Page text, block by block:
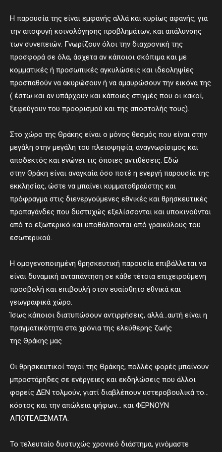
Η παρουσία της είναι εμφανής αλλά και κυρίως αφανής, για
την αποφυγή κοινολόγησης προβλημάτων, και απάλυνσης
των συνεπειών. Γνωρίζουν όλοι την διαχρονική της
προσφορά σε όλα, άσχετα αν κάποιοι σκόπιμα και με
κομματικές ή προσωπικές αγκυλώσεις και ιδεοληψίες
προσπαθούν να ακυρώσουν ή να αμαυρώσουν την εικόνα της
( έστω και αν υπάρχουν και κάποιες στιγμές που οι κακοί,
ξεφεύγουν του προορισμού και της αποστολής τους).
Στο χώρο της Θράκης είναι ο μόνος θεσμός που είναι στην
μεγάλη στην μεγάλη του πλειοψηφία, αναγνωρίσιμος και
αποδεκτός και ενώνει τις όποιες αντιθέσεις. Εδώ
στην Θράκη είναι αναγκαία όσο ποτέ η ενεργή παρουσία της
εκκλησίας, ώστε να μπαίνει κυμματοθραύστης και
πρόφραγμα στις διενεργούμενες εθνικές και θρησκευτικές
προπαγάνδες που δυστυχώς εξελίσσονται και υποκινούνται
από το εξωτερικό και υποθάλπονται από γραικύλους του
εσωτερικού.
Η ομογενοποιημένη θρησκευτική παρουσία επιβάλλεται να
είναι δυναμική ανταπάντηση σε κάθε τέτοια επιχειρούμενη
προσβολή και επιβουλή στον ευαίσθητο εθνικά και
γεωγραφικά χώρο.
Ίσως κάποιοι διατυπώσουν αντιρρήσεις, αλλά…αυτή είναι η
πραγματικότητα στα χρόνια της ελεύθερης ζωής
της Θράκης μας
Οι θρησκευτικοί ταγοί της Θράκης, πολλές φορές μπαίνουν
μπροστάρηδες σε ενέργειες και εκδηλώσεις που άλλοι
φορείς ΔΕΝ τολμούν, γιατί διαβλέπουν υστεροβουλικά το…
κόστος και την απώλεια ψήφων… και ΦΕΡΝΟΥΝ
ΑΠΟΤΕΛΕΣΜΑΤΑ.
Το τελευταίο δυστυχώς χρονικό διάστημα, γινόμαστε